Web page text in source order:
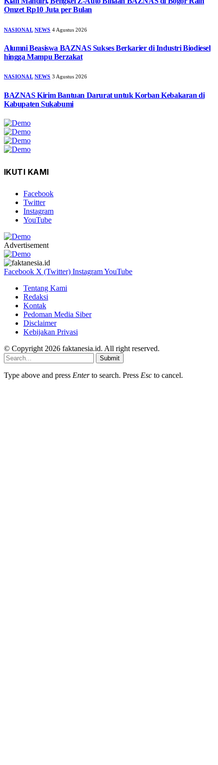
Omzet Rp10 Juta per Bulan
NASIONAL NEWS 4 Agustus 2026
Alumni Beasiswa BAZNAS Sukses Berkarier di Industri Biodiesel
hingga Mampu Berzakat
NASIONAL NEWS 3 Agustus 2026
BAZNAS Kirim Bantuan Darurat untuk Korban Kebakaran di
Kabupaten Sukabumi
IKUTI KAMI
Facebook
Twitter
Instagram
YouTube
Advertisement
Facebook X (Twitter) InstagramYouTube
Tentang Kami
Redaksi
Kontak
Pedoman Media Siber
Disclaimer
Kebijakan Privasi
© Copyright 2026 faktanesia.id. All right reserved.
Submit
Type above and press Enterto search. Press Esc to cancel.